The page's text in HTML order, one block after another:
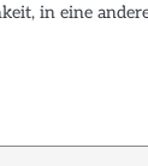
in eine